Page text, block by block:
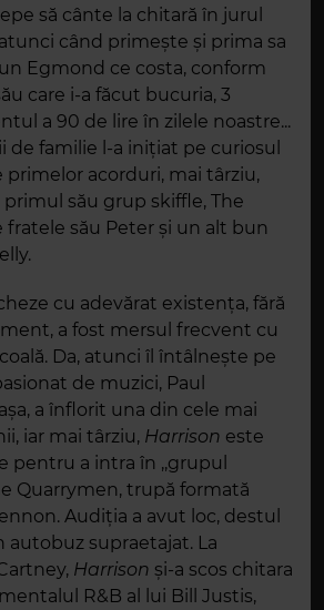
să cânte la chitară în jurul
când primește și prima sa
Egmond ce costa, conform
care i-a făcut bucuria, 3
a 90 de lire în zilele noastre...
de familie l-a inițiat pe curiosul
primelor acorduri, mai târziu,
său grup skiffle, The
fratele său Peter și un alt bun
cu adevărat existența, fără
a fost mersul frecvent cu
Da, atunci îl întâlnește pe
de muzici, Paul
a înflorit una din cele mai
iar mai târziu, Harrison este
pentru a intra în ,,grupul
Quarrymen, trupă formată
Audiția a avut loc, destul
autobuz supraetajat. La
Harrison și-a scos chitara
R&B al lui Bill Justis,